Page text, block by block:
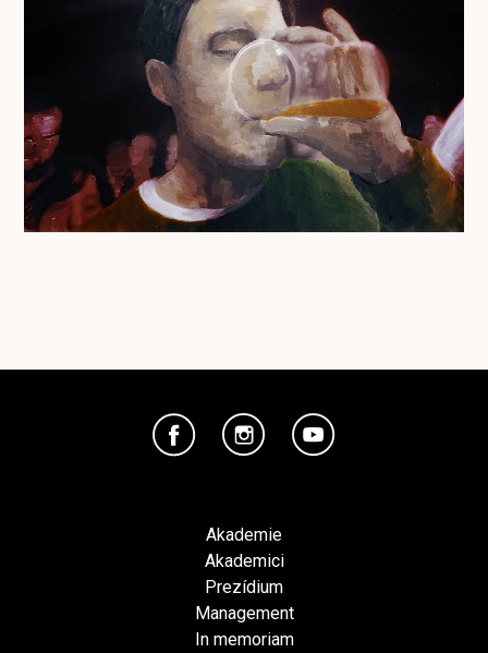
Akademie
Akademici
Prezídium
Management
In memoriam